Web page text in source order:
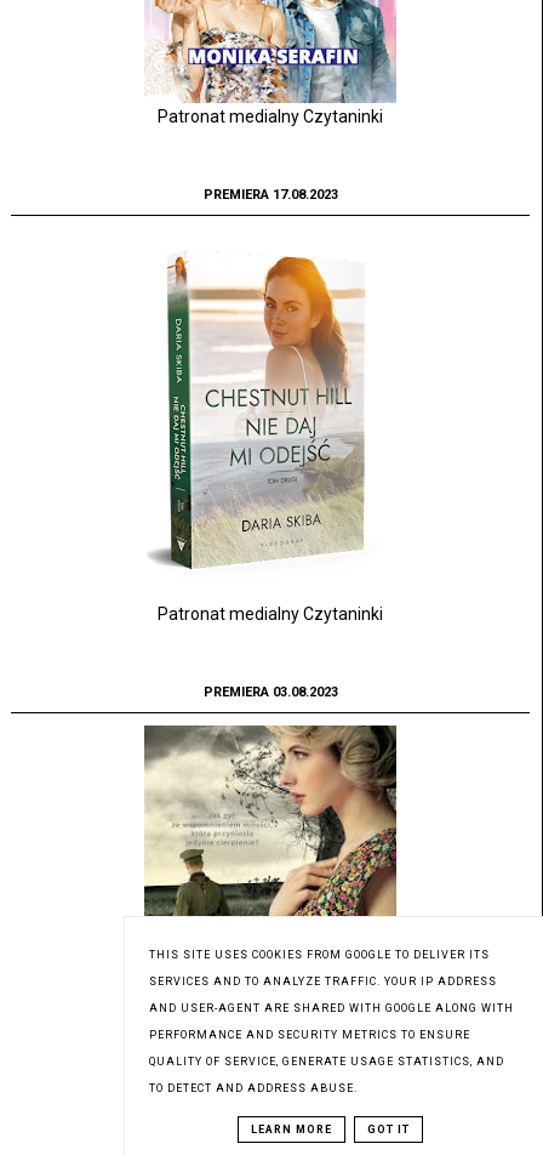
Patronat medialny Czytaninki
PREMIERA 17.08.2023
Patronat medialny Czytaninki
PREMIERA 03.08.2023
Patronat medialny Czytaninki
THIS SITE USES COOKIES FROM GOOGLE TO DELIVER ITS
SERVICES AND TO ANALYZE TRAFFIC. YOUR IP ADDRESS
AND USER-AGENT ARE SHARED WITH GOOGLE ALONG WITH
PERFORMANCE AND SECURITY METRICS TO ENSURE
QUALITY OF SERVICE, GENERATE USAGE STATISTICS, AND
TO DETECT AND ADDRESS ABUSE.
LEARN MORE GOT IT